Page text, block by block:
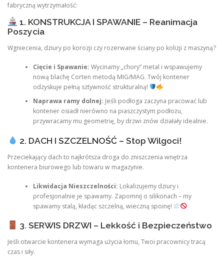
fabryczną wytrzymałość:
1. KONSTRUKCJA I SPAWANIE – Reanimacja
Poszycia
Wgniecenia, dziury po korozji czy rozerwane ściany po kolizji z maszyną?
Cięcie i Spawanie: Wycinamy „chory” metal i wspawujemy
nową blachę Corten metodą MIG/MAG. Twój kontener
odzyskuje pełną sztywność strukturalną!
Naprawa ramy dolnej: Jeśli podłoga zaczyna pracować lub
kontener osiadł nierówno na piaszczystym podłożu,
przywracamy mu geometrię, by drzwi znów działały idealnie.
2. DACH I SZCZELNOŚĆ – Stop Wilgoci!
Przeciekający dach to najkrótsza droga do zniszczenia wnętrza
kontenera biurowego lub towaru w magazynie.
Likwidacja Nieszczelności: Lokalizujemy dziury i
profesjonalnie je spawamy. Zapomnij o silikonach – my
spawamy stalą, kładąc szczelną, wieczną spoinę!
3. SERWIS DRZWI – Lekkość i Bezpieczeństwo
Jeśli otwarcie kontenera wymaga użycia łomu, Twoi pracownicy tracą
czas i siły.